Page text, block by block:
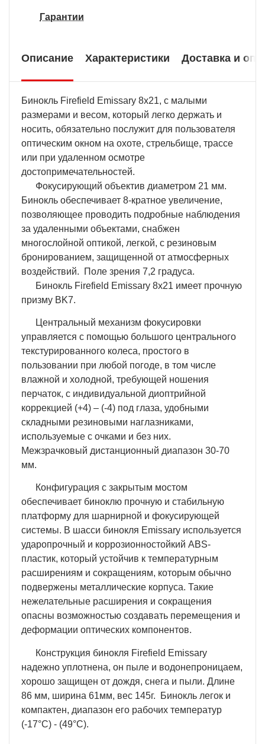
Гарантии
Описание Характеристики Доставка и
Бинокль Firefield Emissary 8x21, с малыми
размерами и весом, который легко держать и
носить, обязательно послужит для пользователя
оптическим окном на охоте, стрельбище, трассе
или при удаленном осмотре
достопримечательностей.
Фокусирующий объектив диаметром 21 мм.
Бинокль обеспечивает 8-кратное увеличение,
позволяющее проводить подробные наблюдения
за удаленными объектами, снабжен
многослойной оптикой, легкой, с резиновым
бронированием, защищенной от атмосферных
воздействий. Поле зрения 7,2 градуса.
Бинокль Firefield Emissary 8x21 имеет прочную
призму BK7.
Центральный механизм фокусировки
управляется с помощью большого центрального
текстурированного колеса, простого в
пользовании при любой погоде, в том числе
влажной и холодной, требующей ношения
перчаток, с индивидуальной диоптрийной
коррекцией (+4) – (-4) под глаза, удобными
складными резиновыми наглазниками,
используемые с очками и без них.
Межзрачковый дистанционный диапазон 30-70
мм.
Конфигурация с закрытым мостом
обеспечивает биноклю прочную и стабильную
платформу для шарнирной и фокусирующей
системы. В шасси бинокля Emissary используется
ударопрочный и коррозионностойкий ABS-
пластик, который устойчив к температурным
расширениям и сокращениям, которым обычно
подвержены металлические корпуса. Такие
нежелательные расширения и сокращения
опасны возможностью создавать перемещения и
деформации оптических компонентов.
Конструкция бинокля Firefield Emissary
надежно уплотнена, он пыле и водонепроницаем,
хорошо защищен от дождя, снега и пыли. Длине
86 мм, ширина 61мм, вес 145г. Бинокль легок и
компактен, диапазон его рабочих температур
(-17°C) - (49°C).